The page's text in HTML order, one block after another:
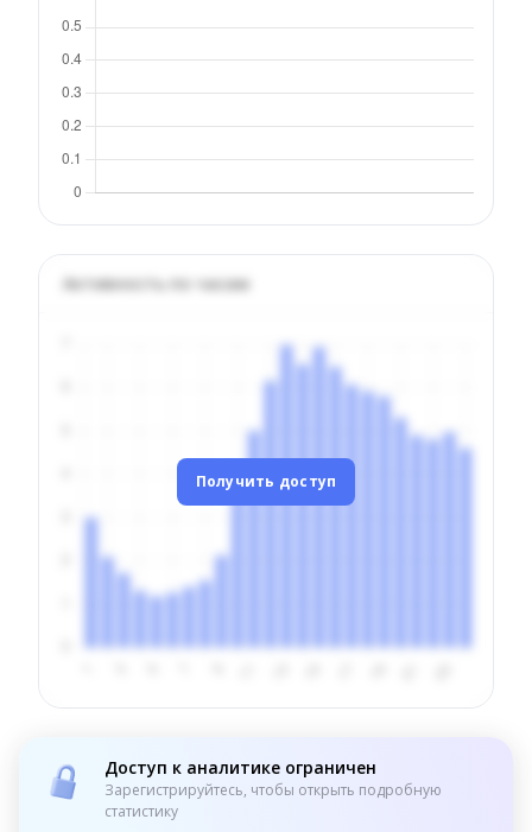
Активность по часам
Получить доступ
Доступ к аналитике ограничен
Зарегистрируйтесь, чтобы открыть подробную
статистику